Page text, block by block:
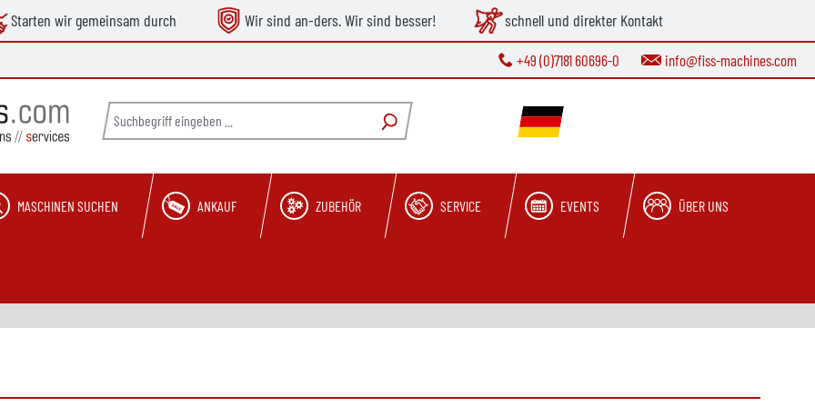
Starten wir gemeinsam durch Wir sind an-ders. Wir sind besser! schnell und direkter Kontakt
+49 (0)7181 60696-0 info@fiss-machines.com
MASCHINEN SUCHEN ANKAUF ZUBEHÖR SERVICE EVENTS ÜBER UNS